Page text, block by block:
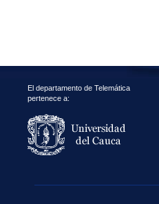
El departamento de Telemática
pertenece a: